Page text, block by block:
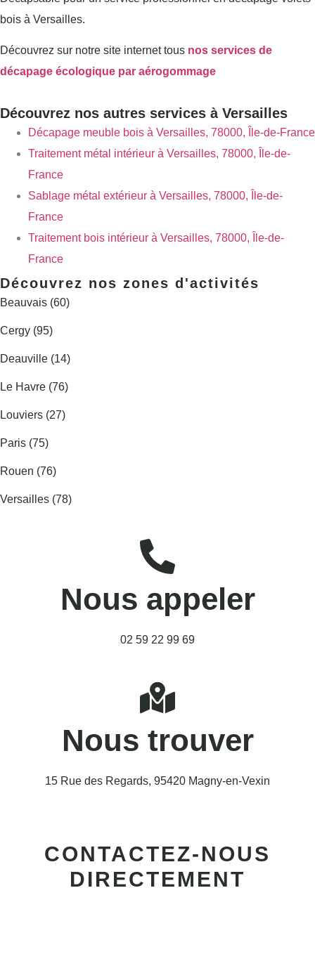
bois à Versailles.
Découvrez sur notre site internet tous nos services de
décapage écologique par aérogommage
Découvrez nos autres services à Versailles
Décapage meuble bois à Versailles, 78000, Île-de-France
Traitement métal intérieur à Versailles, 78000, Île-de-
France
Sablage métal extérieur à Versailles, 78000, Île-de-
France
Traitement bois intérieur à Versailles, 78000, Île-de-
France
Découvrez nos zones d'activités
Beauvais (60)
Cergy (95)
Deauville (14)
Le Havre (76)
Louviers (27)
Paris (75)
Rouen (76)
Versailles (78)
Nous appeler
02 59 22 99 69
Nous trouver
15 Rue des Regards, 95420 Magny-en-Vexin
CONTACTEZ-NOUS
DIRECTEMENT